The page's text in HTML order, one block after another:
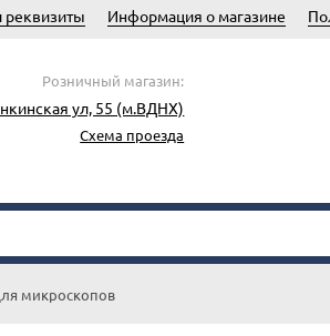
реквизиты Информация о магазине
Розничный магазин:
ул, 55 (м.ВДНХ)
Схема проезда
микроскопов